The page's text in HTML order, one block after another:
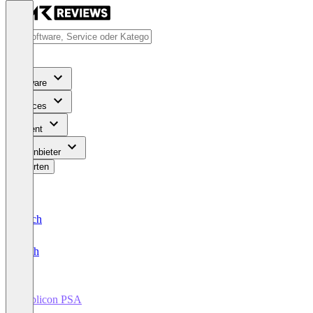
Software
Services
Content
Für Anbieter
Bewerten
Deutsch
English
Replicon PSA